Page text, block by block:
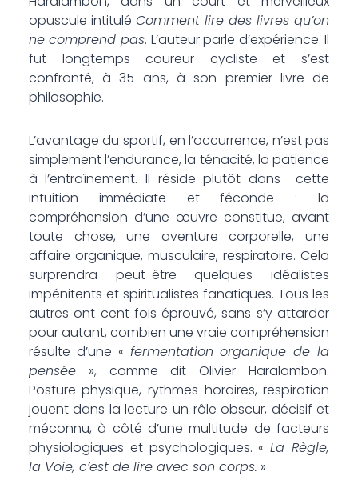
opuscule intitulé Comment lire des livres qu’on
ne comprend pas. L’auteur parle d’expérience. Il
fut longtemps coureur cycliste et s’est
confronté, à 35 ans, à son premier livre de
philosophie.
L’avantage du sportif, en l’occurrence, n’est pas
simplement l’endurance, la ténacité, la patience
à l’entraînement. Il réside plutôt dans cette
intuition immédiate et féconde : la
compréhension d’une œuvre constitue, avant
toute chose, une aventure corporelle, une
affaire organique, musculaire, respiratoire. Cela
surprendra peut-être quelques idéalistes
impénitents et spiritualistes fanatiques. Tous les
autres ont cent fois éprouvé, sans s’y attarder
pour autant, combien une vraie compréhension
résulte d’une « fermentation organique de la
pensée», comme dit Olivier Haralambon.
Posture physique, rythmes horaires, respiration
jouent dans la lecture un rôle obscur, décisif et
méconnu, à côté d’une multitude de facteurs
physiologiques et psychologiques. «La Règle,
la Voie, c’est de lire avec son corps. »